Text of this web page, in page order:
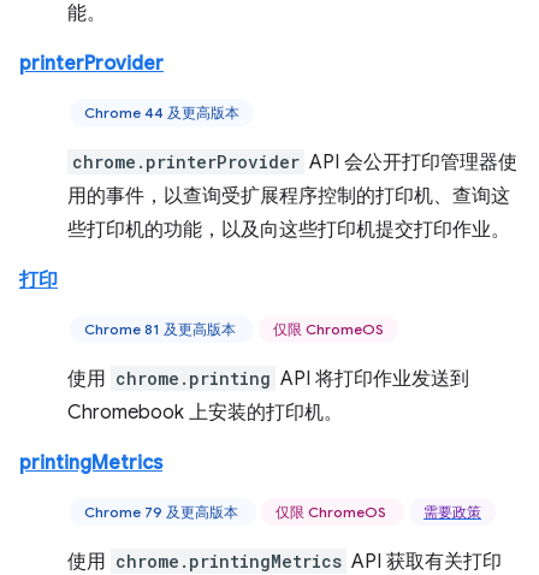
能。
printerProvider
Chrome 44 及更高版本
chrome.printerProvider API 会公开打印管理器使
用的事件，以查询受扩展程序控制的打印机、查询这
些打印机的功能，以及向这些打印机提交打印作业。
打印
Chrome 81 及更高版本 仅限 ChromeOS
使用 chrome.printing API 将打印作业发送到
Chromebook 上安装的打印机。
printingMetrics
Chrome 79 及更高版本 仅限 ChromeOS 需要政策
使用 chrome.printingMetrics API 获取有关打印